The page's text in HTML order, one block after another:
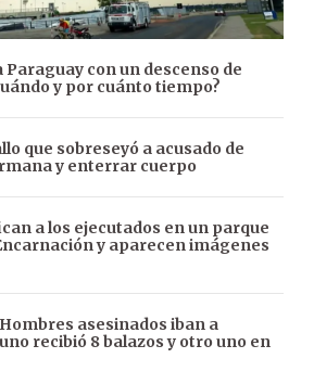
Paraguay con un descenso de
y por cuánto tiempo?
que sobreseyó a acusado de
y enterrar cuerpo
a los ejecutados en un parque
y aparecen imágenes
asesinados iban a
recibió 8 balazos y otro uno en